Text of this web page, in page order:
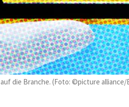
die Branche. (Foto: ©picture